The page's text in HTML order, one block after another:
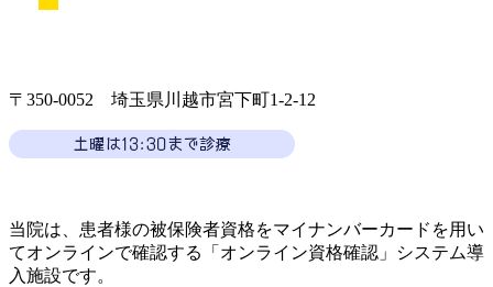
〒350-0052 埼玉県川越市宮下町1-2-12
当院は、患者様の被保険者資格をマイナンバーカードを用い
てオンラインで確認する「オンライン資格確認」システム導
入施設です。